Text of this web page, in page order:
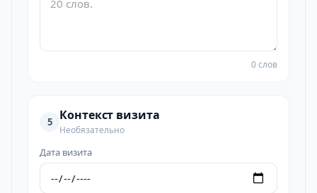
0 слов
5 Контекст визита
Необязательно
Дата визита